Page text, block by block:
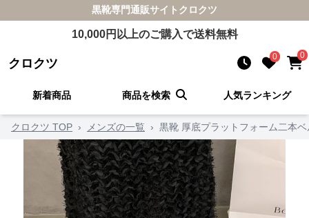
黒靴専門通販サイト クロクツ
10,000円以上のご購入で送料無料
クロクツ 0 0
新着商品 商品を検索 人気ランキング
クロクツ TOP › メンズの一覧 › 黒靴 厚底プラットフォーム二本